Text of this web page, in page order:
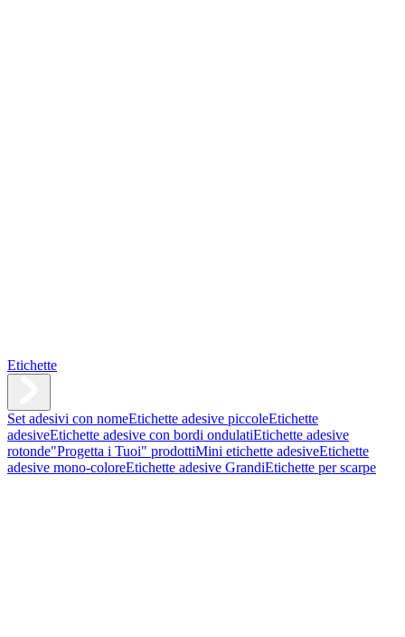
Etichette
Set adesivi con nomeEtichette adesive piccoleEtichette
adesiveEtichette adesive con bordi ondulatiEtichette adesive
rotonde"Progetta i Tuoi" prodottiMini etichette adesiveEtichette
adesive mono-coloreEtichette adesive GrandiEtichette per scarpe